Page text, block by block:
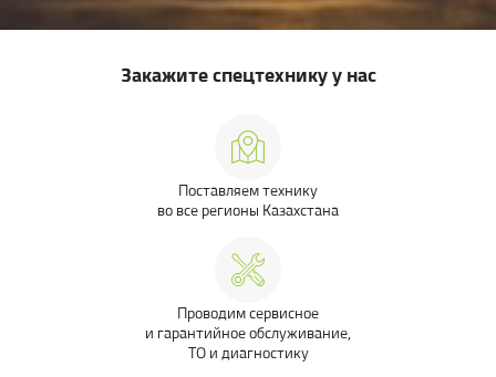
Закажите спецтехнику у нас
Поставляем технику
во все регионы Казахстана
Проводим сервисное
и гарантийное обслуживание,
ТО и диагностику